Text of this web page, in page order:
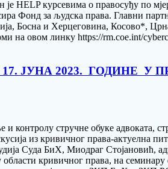
је HELP курсевима о правосуђу по
Фонд за људска права. Главни
Босна и Херцеговина, Косово*,
на овом линку https://rm.coe.int/
ЈУНА 2023. ГОДИНЕ
контролу стручне обуке aдвоката,
из кривичног права-актуелна
Суда БиХ, Миодраг
кривичног права, на